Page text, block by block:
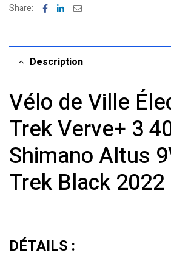
Share: Facebook
LinkedinEmail
Description
Vélo de Ville
Trek Verve+ 3
Shimano Altus
Trek Black 2022
DÉTAILS :